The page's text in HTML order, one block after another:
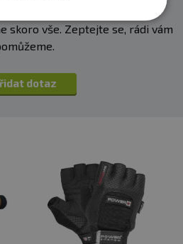
skoro vše. Zeptejte se, rádi vám
dotaz